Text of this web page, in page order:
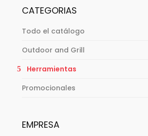
CATEGORIAS
Todo el catálogo
Outdoor and Grill
Herramientas
Promocionales
EMPRESA